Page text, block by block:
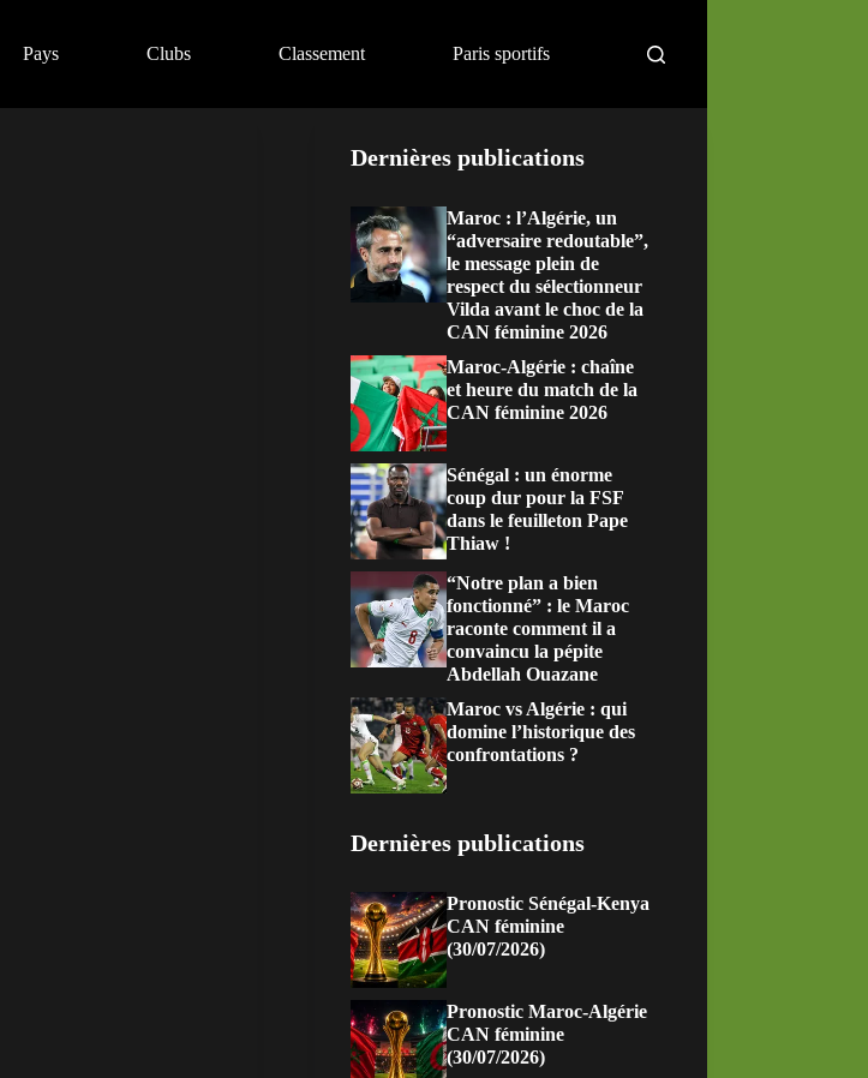
Pays Clubs Classement Paris sportifs
Dernières publications
Maroc : l’Algérie, un
“adversaire redoutable”,
le message plein de
respect du sélectionneur
Vilda avant le choc de la
CAN féminine 2026
Maroc-Algérie : chaîne
et heure du match de la
CAN féminine 2026
Sénégal : un énorme
coup dur pour la FSF
dans le feuilleton Pape
Thiaw !
“Notre plan a bien
fonctionné” : le Maroc
raconte comment il a
convaincu la pépite
Abdellah Ouazane
Maroc vs Algérie : qui
domine l’historique des
confrontations ?
Dernières publications
Pronostic Sénégal-Kenya
CAN féminine
(30/07/2026)
Pronostic Maroc-Algérie
CAN féminine
(30/07/2026)